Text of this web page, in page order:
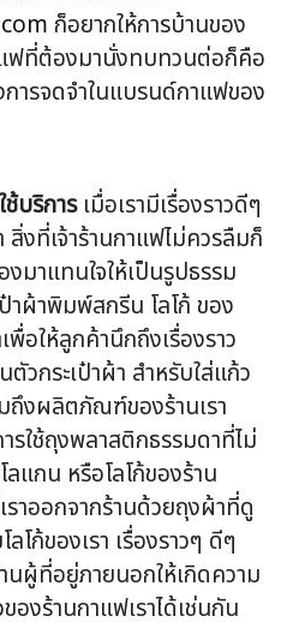
ก็อยากให้การบ้านของ
แฟที่ต้องมานั่งทบทวนต่อก็คือ
การจดจำในแบรนด์กาแฟของ
บริการเมื่อเรามีเรื่องราวดีๆ
สิ่งที่เจ้าร้านกาแฟไม่ควรลืมก็
งมาแทนใจให้เป็นรูปธรรม
าผ้าพิมพ์สกรีน โลโก้ ของ
พื่อให้ลูกค้านึกถึงเรื่องราว
วกระเป๋าผ้า สำหรับใส่แก้ว
ถึงผลิตภัณฑ์ของร้านเรา
ใช้ถุงพลาสติกธรรมดาที่ไม่
แกน หรือโลโก้ของร้าน
ราออกจากร้านด้วยถุงผ้าที่ดู
โก้ของเรา เรื่องราวๆ ดีๆ
นผู้ที่อยู่ภายนอกให้เกิดความ
องร้านกาแฟเราได้เช่นกัน